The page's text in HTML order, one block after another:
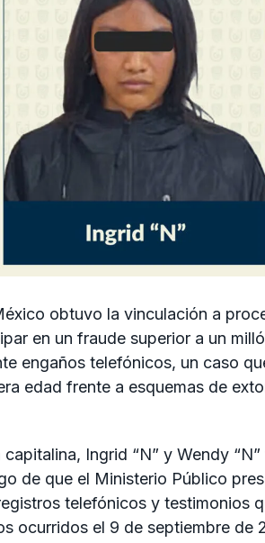
obtuvo la vinculación a
en un fraude superior a un
engaños telefónicos, un caso
edad frente a esquemas de
Ingrid “N” y Wendy
de que el Ministerio Público
telefónicos y testimonios
ocurridos el 9 de septiembre de